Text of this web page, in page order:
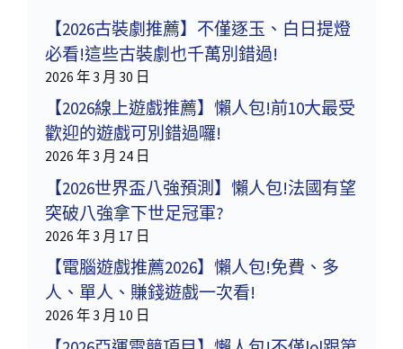
【2026古裝劇推薦】不僅逐玉、白日提燈
必看!這些古裝劇也千萬別錯過!
2026 年 3 月 30 日
【2026線上遊戲推薦】懶人包!前10大最受
歡迎的遊戲可別錯過囉!
2026 年 3 月 24 日
【2026世界盃八強預測】懶人包!法國有望
突破八強拿下世足冠軍?
2026 年 3 月 17 日
【電腦遊戲推薦2026】懶人包!免費、多
人、單人、賺錢遊戲一次看!
2026 年 3 月 10 日